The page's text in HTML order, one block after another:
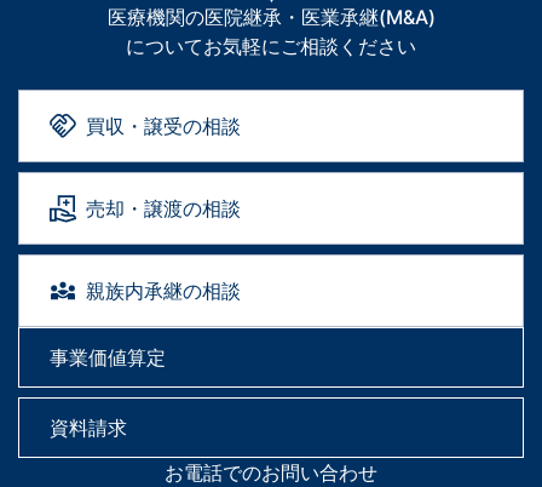
医療機関の医院継承・医業承継(M&A)
についてお気軽にご相談ください
買収・譲受の相談
売却・譲渡の相談
親族内承継の相談
事業価値算定
資料請求
お電話でのお問い合わせ